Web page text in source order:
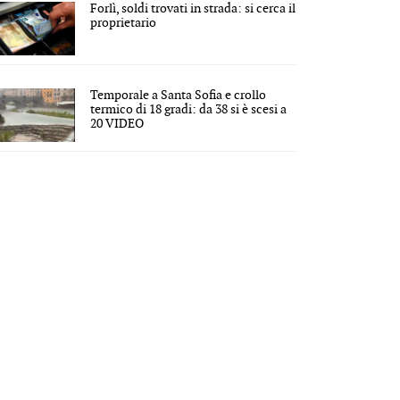
Forlì, soldi trovati in strada: si cerca il
proprietario
Temporale a Santa Sofia e crollo
termico di 18 gradi: da 38 si è scesi a
20 VIDEO